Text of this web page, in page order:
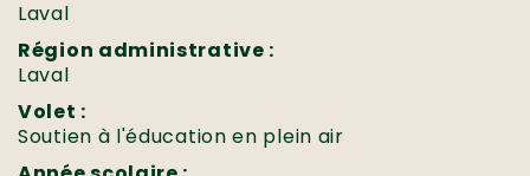
Laval
Région administrative :
Laval
Volet :
Soutien à l'éducation en plein air